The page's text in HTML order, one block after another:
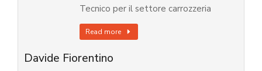
Tecnico per il settore carrozzeria
Read more
Davide Fiorentino